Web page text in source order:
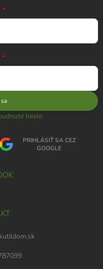
heslo
PRIHLÁSIŤ SA CEZ
GOOGLE